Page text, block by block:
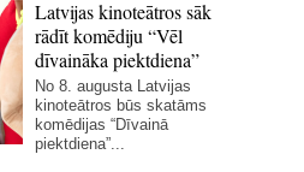
Latvijas kinoteātros sāk
rādīt komēdiju “Vēl
dīvaināka piektdiena”
No 8. augusta Latvijas
kinoteātros būs skatāms
komēdijas “Dīvainā
piektdiena”...